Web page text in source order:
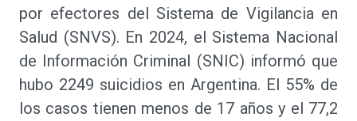
por efectores del Sistema de Vigilancia en
Salud (SNVS). En 2024, el Sistema Nacional
de Información Criminal (SNIC) informó que
hubo 2249 suicidios en Argentina. El 55% de
los casos tienen menos de 17 años y el 77,2